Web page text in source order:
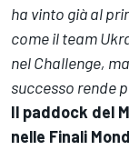
ha vinto già al
come il team
nel Challenge,
successo rende
Il paddock del
nelle Finali